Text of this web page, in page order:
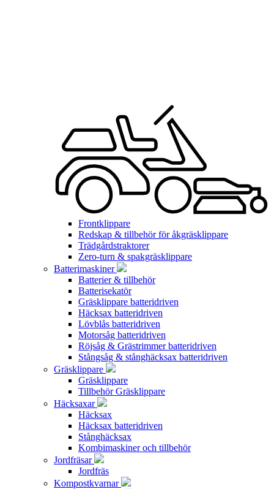
Frontklippare
Redskap & tillbehör för åkgräsklippare
Trädgårdstraktorer
Zero-turn & spakgräsklippare
Batterimaskiner
Batterier & tillbehör
Batterisekatör
Gräsklippare batteridriven
Häcksax batteridriven
Lövblås batteridriven
Motorsåg batteridriven
Röjsåg & Grästrimmer batteridriven
Stångsåg & stånghäcksax batteridriven
Gräsklippare
Gräsklippare
Tillbehör Gräsklippare
Häcksaxar
Häcksax
Häcksax batteridriven
Stånghäcksax
Kombimaskiner och tillbehör
Jordfräsar
Jordfräs
Kompostkvarnar